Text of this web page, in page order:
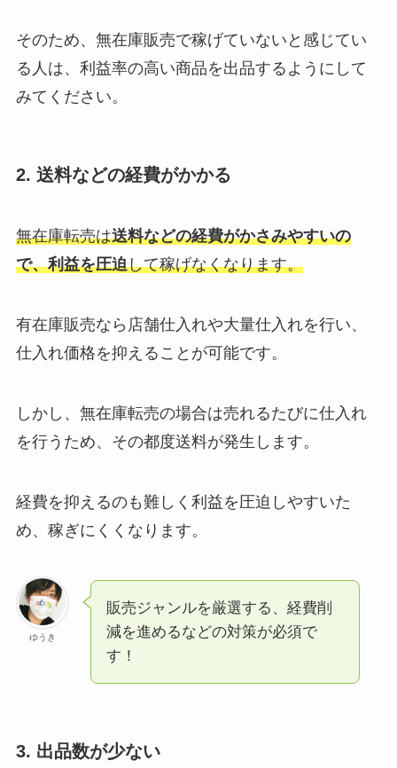
そのため、無在庫販売で稼げていないと感じてい
る人は、利益率の高い商品を出品するようにして
みてください。
2. 送料などの経費がかかる
無在庫転売は送料などの経費がかさみやすいの
で、利益を圧迫して稼げなくなります。
有在庫販売なら店舗仕入れや大量仕入れを行い、
仕入れ価格を抑えることが可能です。
しかし、無在庫転売の場合は売れるたびに仕入れ
を行うため、その都度送料が発生します。
経費を抑えるのも難しく利益を圧迫しやすいた
め、稼ぎにくくなります。
ゆうき
販売ジャンルを厳選する、経費削
減を進めるなどの対策が必須で
す！
3. 出品数が少ない